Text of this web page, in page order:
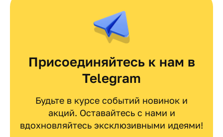
Присоединяйтесь к нам в
Telegram
Будьте в курсе событий новинок и
акций. Оставайтесь с нами и
вдохновляйтесь эксклюзивными идеями!